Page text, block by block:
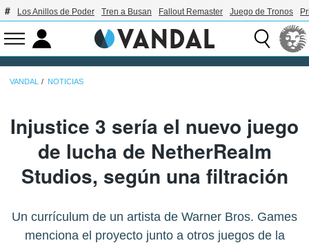
Los Anillos de Poder Tren a Busan Fallout Remaster Juego de Tronos
VANDAL NOTICIAS
Injustice 3 sería el nuevo juego
de lucha de NetherRealm
Studios, según una filtración
Un currículum de un artista de Warner Bros. Games
menciona el proyecto junto a otros juegos de la